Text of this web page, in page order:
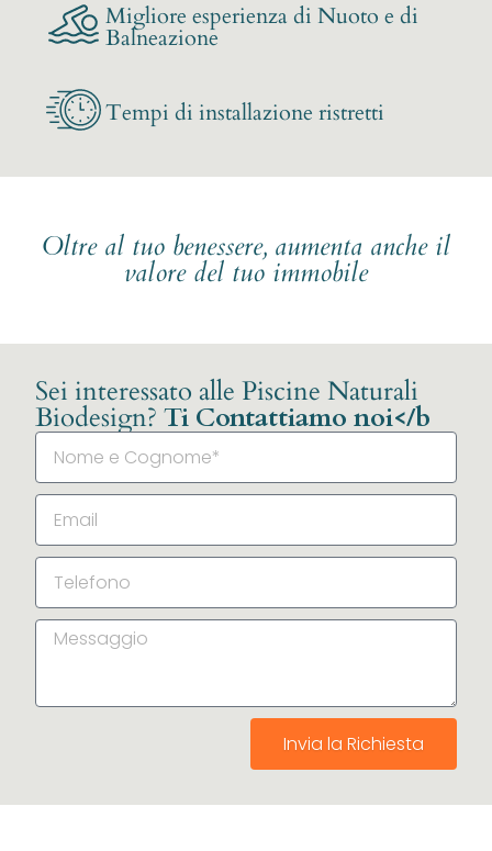
Migliore esperienza di Nuoto e di
Balneazione
Tempi di installazione ristretti
Oltre al tuo benessere, aumenta anche il
valore del tuo immobile
Sei interessato alle Piscine Naturali
Biodesign? Ti Contattiamo noi</b
Invia la Richiesta